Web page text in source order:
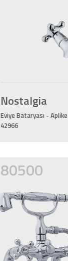
Nostalgia
Eviye Bataryası - Aplike
42966
80500